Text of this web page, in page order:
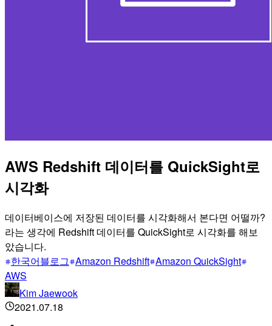
AWS Redshift 데이터를 QuickSight로
시각화
데이터베이스에 저장된 데이터를 시각화해서 본다면 어떨까?
라는 생각에 Redshift 데이터를 QuickSight로 시각화를 해보
았습니다.
한국어블로그 Amazon Redshift Amazon QuickSight
AWS
Kim Jaewook
2021.07.18